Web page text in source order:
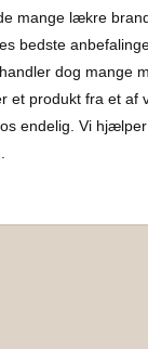
mange lækre
bedste
dog mange
et produkt fra et af
endelig. Vi